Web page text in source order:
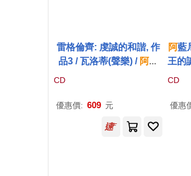
雷格倫齊: 虔誠的和諧, 作
品3 / 瓦洛蒂(聲樂) / 阿恰
伊 (指揮) / Nova Ars Cant
rmonia d’Affetti Devoti,
ciai(conductor) , Nova A
CD
優惠價: 609 元
阿藍
王的
CD
優惠